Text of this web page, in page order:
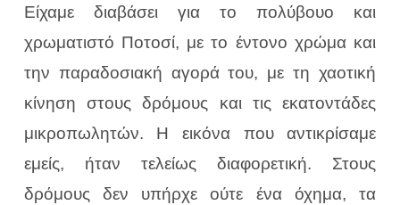
Είχαμε διαβάσει για το πολύβουο και
χρωματιστό Ποτοσί, με το έντονο χρώμα και
την παραδοσιακή αγορά του, με τη χαοτική
κίνηση στους δρόμους και τις εκατοντάδες
μικροπωλητών. Η εικόνα που αντικρίσαμε
εμείς, ήταν τελείως διαφορετική. Στους
δρόμους δεν υπήρχε ούτε ένα όχημα, τα